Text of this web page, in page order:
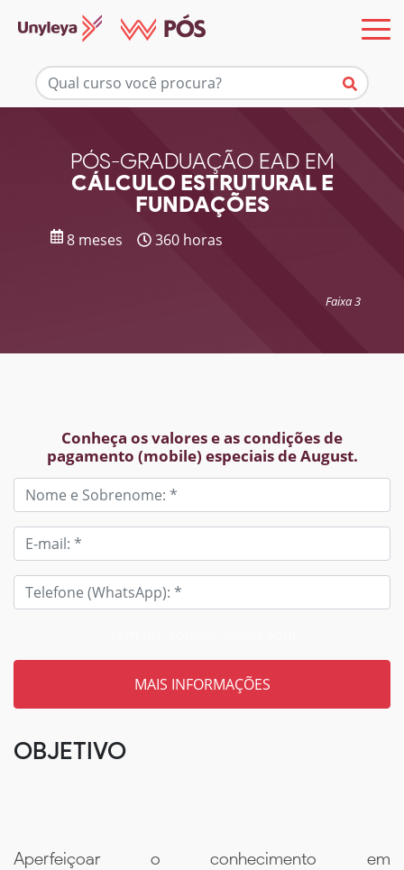
PÓS-GRADUAÇÃO EAD EM
CÁLCULO ESTRUTURAL E
FUNDAÇÕES
8 meses 360 horas
Faixa 3
Conheça os valores e as condições de
pagamento (mobile) especiais de August.
Mais informações
OBJETIVO
Aperfeiçoar o conhecimento em